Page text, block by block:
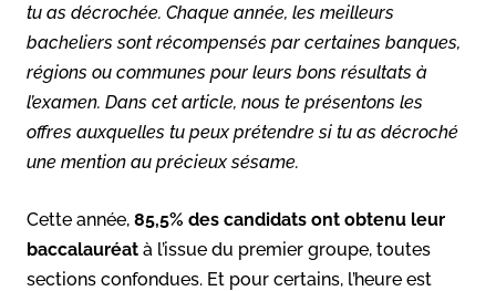
tu as décrochée. Chaque année, les meilleurs
bacheliers sont récompensés par certaines banques,
régions ou communes pour leurs bons résultats à
l’examen. Dans cet article, nous te présentons les
offres auxquelles tu peux prétendre si tu as décroché
une mention au précieux sésame.
Cette année, 85,5% des candidats ont obtenu leur
baccalauréat à l’issue du premier groupe, toutes
sections confondues. Et pour certains, l’heure est